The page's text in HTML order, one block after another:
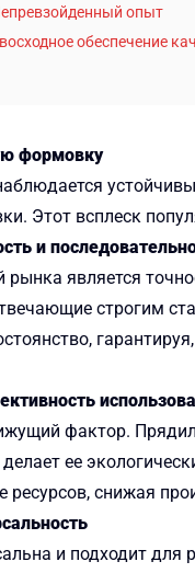
опыт
обеспечение
формовку
Этот всплеск
и
рынка является
строгим
фактор.
ее
ресурсов, снижая
и подходит для